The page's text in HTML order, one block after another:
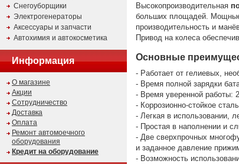
Снегоуборщики
Электрогенераторы
Аксессуары и запчасти
Автохимия и автокосметика
Информация
О магазине
Акции
Сотрудничество
Доставка
Оплата
Ремонт автомоечного
оборудования
Кредит на оборудование
Высокопроизводительная
больших площадей. Мощные
производительность и
Привод на колеса
Основные
- Работает от гелиевых,
- Время полной зарядки
- Время уверенной работы:
- Коррозионно-стойкое
- Легкая в использовании,
- Простая в наполнении и
- Две сверхпрочных
и заданное давление
- Возможность